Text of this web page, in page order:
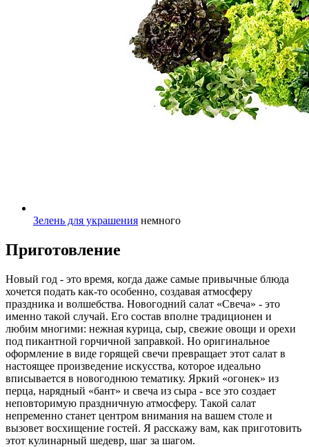
Зелень для украшения немного
Приготовление
Новый год - это время, когда даже самые привычные блюда
хочется подать как-то особенно, создавая атмосферу
праздника и волшебства. Новогодний салат «Свеча» - это
именно такой случай. Его состав вполне традиционен и
любим многими: нежная курица, сыр, свежие овощи и орехи
под пикантной горчичной заправкой. Но оригинальное
оформление в виде горящей свечи превращает этот салат в
настоящее произведение искусства, которое идеально
вписывается в новогоднюю тематику. Яркий «огонек» из
перца, нарядный «бант» и свеча из сыра - все это создает
неповторимую праздничную атмосферу. Такой салат
непременно станет центром внимания на вашем столе и
вызовет восхищение гостей. Я расскажу вам, как приготовить
этот кулинарный шедевр, шаг за шагом.